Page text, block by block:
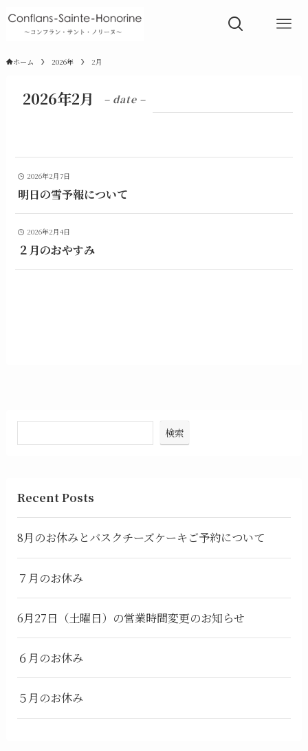
ホーム 2026年 2月
2026年2月 – date –
2026年2月7日
明日の雪予報について
2026年2月4日
２月のおやすみ
検索
Recent Posts
8月のお休みとバスクチーズケーキご予約について
７月のお休み
6月27日（土曜日）の営業時間変更のお知らせ
６月のお休み
５月のお休み